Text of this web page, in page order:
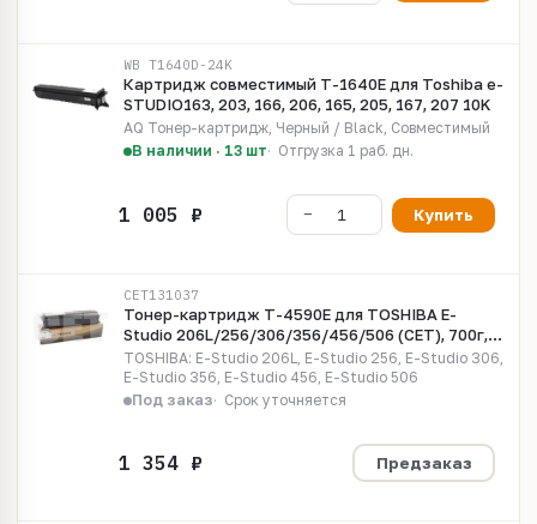
WB T1640D-24K
Картридж cовместимый T-1640E для Toshiba e-
STUDIO163, 203, 166, 206, 165, 205, 167, 207 10K
AQ Тонер-картридж, Черный / Black, Совместимый
В наличии · 13 шт
Отгрузка 1 раб. дн.
Купить
CET131037
Тонер-картридж T-4590E для TOSHIBA E-
Studio 206L/256/306/356/456/506 (CET), 700г,
36600 стр., CET131037
TOSHIBA: E-Studio 206L, E-Studio 256, E-Studio 306,
E-Studio 356, E-Studio 456, E-Studio 506
Под заказ
Срок уточняется
Предзаказ